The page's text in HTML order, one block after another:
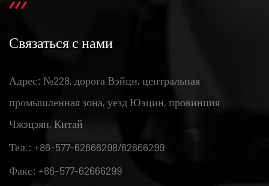
Связаться с нами
Адрес: №228, дорога Вэйци, центральная
промышленная зона, уезд Юэцин, провинция
Чжэцзян, Китай
Тел.: +86-577-62666298/62666299
Факс: +86-577-62666299